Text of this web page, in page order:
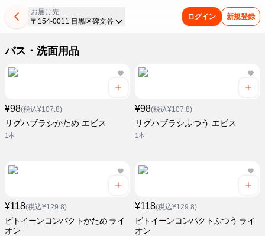
お届け先
〒154-0011 目黒区碑文谷
ログイン 新規登録
バス・洗面用品
¥98(税込¥107.8)
リグハブラシかため エビス
1本
¥98(税込¥107.8)
リグハブラシふつう エビス
1本
¥118(税込¥129.8)
ビトイーンコンパクトかため ライ
オン
¥118(税込¥129.8)
ビトイーンコンパクトふつう ライ
オン